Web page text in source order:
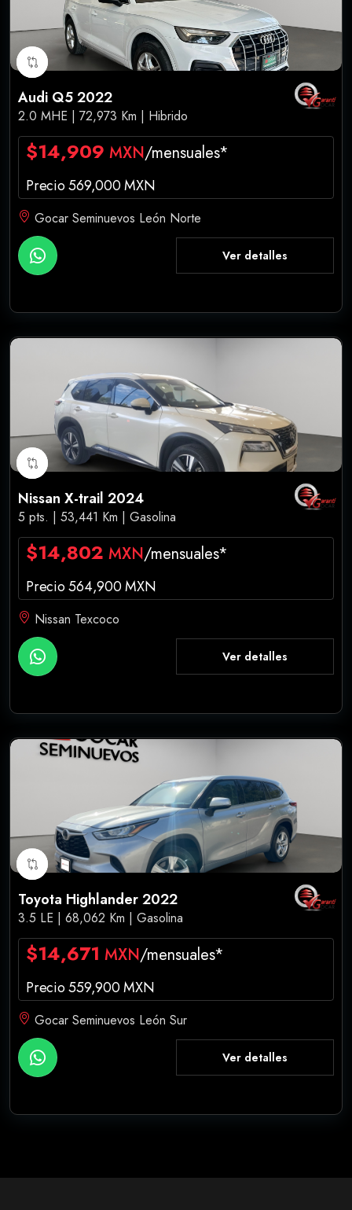
Audi Q5 2022
2.0 MHE | 72,973 Km | Hibrido
$14,909 MXN/mensuales*
Precio 569,000 MXN
Gocar Seminuevos León Norte
Ver detalles
Nissan X-trail 2024
5 pts. | 53,441 Km | Gasolina
$14,802 MXN/mensuales*
Precio 564,900 MXN
Nissan Texcoco
Ver detalles
Toyota Highlander 2022
3.5 LE | 68,062 Km | Gasolina
$14,671 MXN/mensuales*
Precio 559,900 MXN
Gocar Seminuevos León Sur
Ver detalles